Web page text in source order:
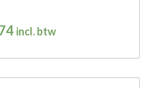
incl. btw